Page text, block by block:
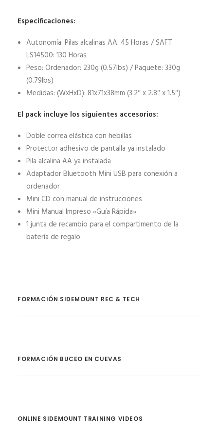
Especificaciones:
Autonomía: Pilas alcalinas AA: 45 Horas / SAFT
LS14500: 130 Horas
Peso: Ordenador: 230g (0.57lbs) / Paquete: 330g
(0.79lbs)
Medidas: (WxHxD): 81x71x38mm (3.2″ x 2.8″ x 1.5″)
El pack incluye los siguientes accesorios:
Doble correa elástica con hebillas
Protector adhesivo de pantalla ya instalado
Pila alcalina AA ya instalada
Adaptador Bluetooth Mini USB para conexión a
ordenador
Mini CD con manual de instrucciones
Mini Manual Impreso «Guía Rápida»
1 junta de recambio para el compartimento de la
batería de regalo
FORMACIÓN SIDEMOUNT REC & TECH
FORMACIÓN BUCEO EN CUEVAS
ONLINE SIDEMOUNT TRAINING VIDEOS